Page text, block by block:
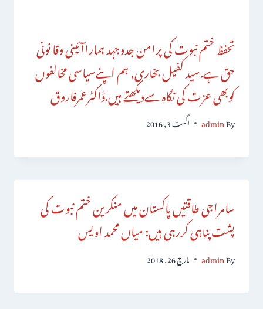
تحفظ ختم نبوت کی پرامن جدوجہد ہماراآئینی وقا نونی
حق ہے.سید کفیل بخاری, ہم اپنےسیاسی مخالفوں
کوبھی عزت کی نگاہ سےدیکھتے ہیں.ڈاکٹرعمرفاروق
By
admin اگست 3, 2016
سامراجی طاقتیں پاکستان میں منکرین ختم نبوت کی
پشت پناہی کررہی ہیں: میاں محمد اویس
By
admin مارچ 26, 2018